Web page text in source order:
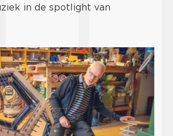
in de spotlight van